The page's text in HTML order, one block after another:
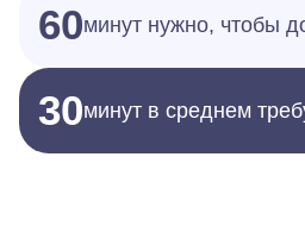
60минут нужно, чтобы
30минут в среднем